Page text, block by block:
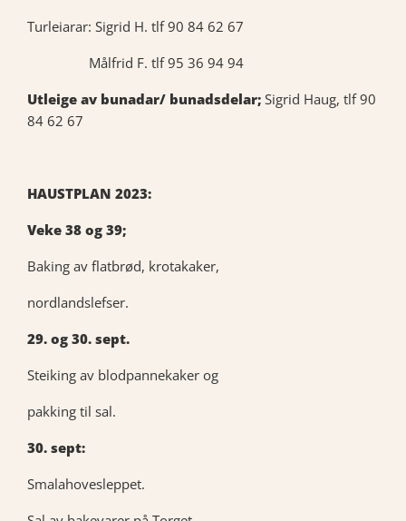
Turleiarar: Sigrid H. tlf 90 84 62 67
Målfrid F. tlf 95 36 94 94
Utleige av bunadar/ bunadsdelar; Sigrid Haug, tlf 90
84 62 67
HAUSTPLAN 2023:
Veke 38 og 39;
Baking av flatbrød, krotakaker,
nordlandslefser.
29. og 30. sept.
Steiking av blodpannekaker og
pakking til sal.
30. sept:
Smalahovesleppet.